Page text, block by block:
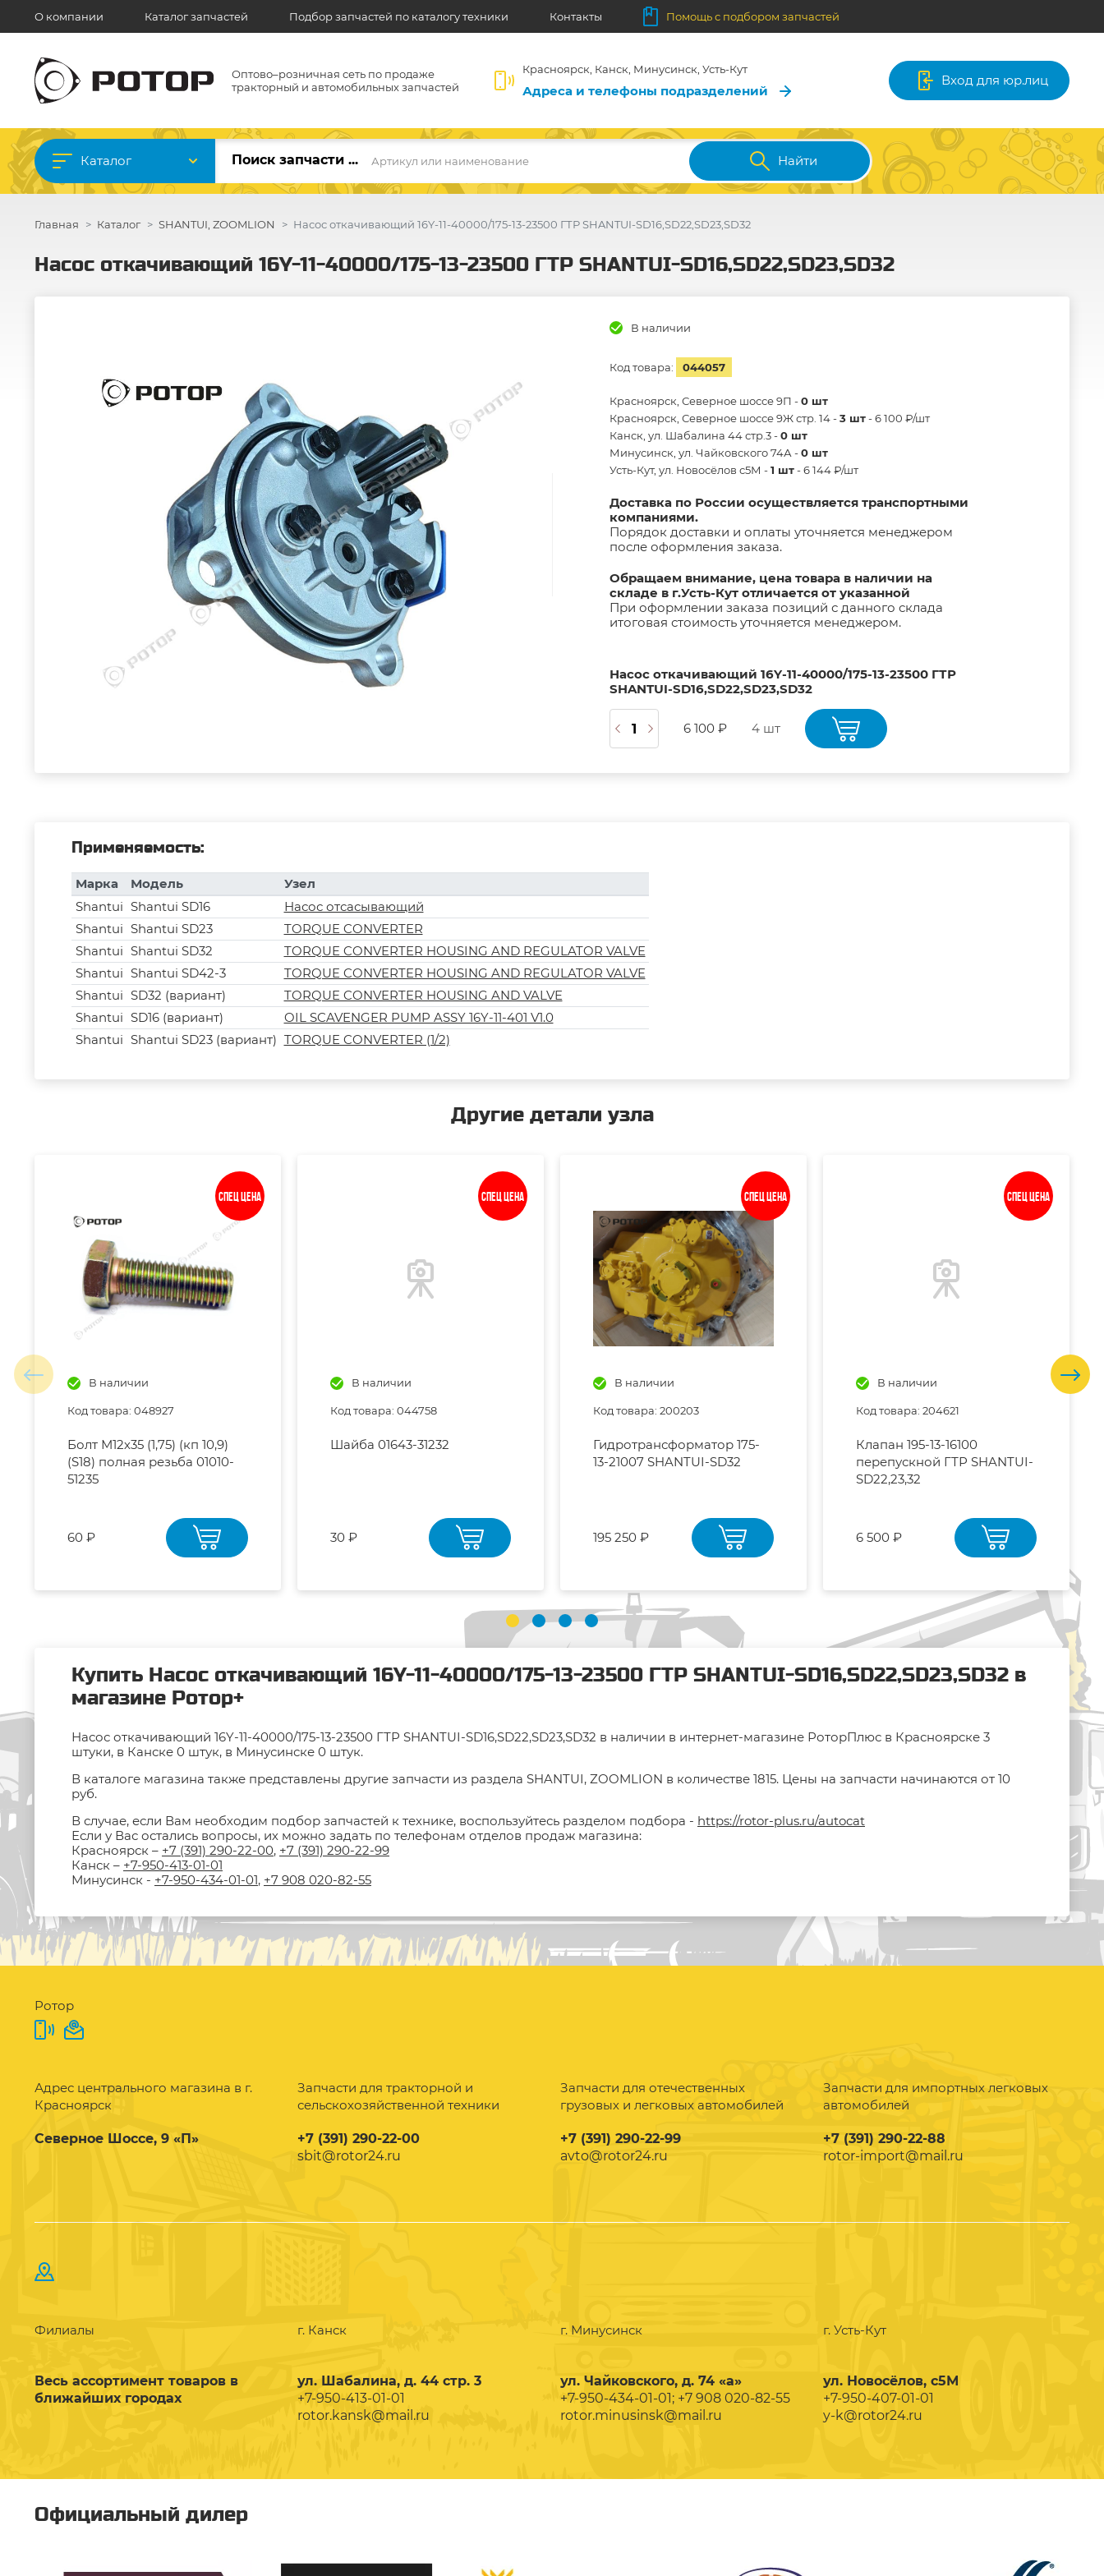
О компании Каталог запчастей Подбор запчастей по каталогу техники Контакты Помощь с подбором запчастей
Оптово–розничная сеть по продаже
тракторный и автомобильных запчастей
Красноярск, Канск, Минусинск, Усть-Кут
Адреса и телефоны подразделений
Вход для юр.лиц
Каталог Артикул или наименование Найти
Главная Каталог SHANTUI, ZOOMLION Насос откачивающий 16Y-11-40000/175-13-23500 ГТР SHANTUI-SD16,SD22,SD23,SD32
Насос откачивающий 16Y-11-40000/175-13-23500 ГТР SHANTUI-SD16,SD22,SD23,SD32
В наличии
Код товара: 044057
Красноярск, Северное шоссе 9П -0 шт
Красноярск, Северное шоссе 9Ж стр. 14 -3 шт- 6 100 ₽/шт
Канск, ул. Шабалина 44 стр.3 -0 шт
Минусинск, ул. Чайковского 74А -0 шт
Усть-Кут, ул. Новосёлов с5М -1 шт- 6 144 ₽/шт
Доставка по России осуществляется транспортными
компаниями.
Порядок доставки и оплаты уточняется менеджером
после оформления заказа.
Обращаем внимание, цена товара в наличии на
складе в г.Усть-Кут отличается от указанной
При оформлении заказа позиций с данного склада
итоговая стоимость уточняется менеджером.
Насос откачивающий 16Y-11-40000/175-13-23500 ГТР
SHANTUI-SD16,SD22,SD23,SD32
6 100 ₽ 4 шт
Применяемость:
Марка Модель
Узел
Shantui Shantui SD16
Насос отсасывающий
Shantui Shantui SD23
TORQUE CONVERTER
Shantui Shantui SD32
TORQUE CONVERTER HOUSING AND REGULATOR VALVE
Shantui Shantui SD42-3
TORQUE CONVERTER HOUSING AND REGULATOR VALVE
Shantui SD32 (вариант)
TORQUE CONVERTER HOUSING AND VALVE
Shantui SD16 (вариант)
OIL SCAVENGER PUMP ASSY 16Y-11-401 V1.0
Shantui Shantui SD23 (вариант) TORQUE CONVERTER (1/2)
Другие детали узла
Спец цена
В наличии
Код товара: 048927
Болт М12х35 (1,75) (кп 10,9)
(S18) полная резьба 01010-
51235
60 ₽
Спец цена
В наличии
Код товара: 044758
Шайба 01643-31232
30 ₽
Спец цена
В наличии
Код товара: 200203
Гидротрансформатор 175-
13-21007 SHANTUI-SD32
195 250 ₽
Спец цена
В наличии
Код товара: 204621
Клапан 195-13-16100
перепускной ГТР SHANTUI-
SD22,23,32
6 500 ₽
Купить Насос откачивающий 16Y-11-40000/175-13-23500 ГТР SHANTUI-SD16,SD22,SD23,SD32 в
магазине Ротор+
Насос откачивающий 16Y-11-40000/175-13-23500 ГТР SHANTUI-SD16,SD22,SD23,SD32 в наличии в интернет-магазине РоторПлюс в Красноярске 3
штуки, в Канске 0 штук, в Минусинске 0 штук.
В каталоге магазина также представлены другие запчасти из раздела SHANTUI, ZOOMLION в количестве 1815. Цены на запчасти начинаются от 10
руб.
В случае, если Вам необходим подбор запчастей к технике, воспользуйтесь разделом подбора - https://rotor-plus.ru/autocat
Если у Вас остались вопросы, их можно задать по телефонам отделов продаж магазина:
Красноярск – +7 (391) 290-22-00, +7 (391) 290-22-99
Канск – +7-950-413-01-01
Минусинск - +7-950-434-01-01, +7 908 020-82-55
Ротор
Адрес центрального магазина в г.
Красноярск
Северное Шоссе, 9 «П»
Запчасти для тракторной и
сельскохозяйственной техники
+7 (391) 290-22-00
sbit@rotor24.ru
Запчасти для отечественных
грузовых и легковых автомобилей
+7 (391) 290-22-99
avto@rotor24.ru
Запчасти для импортных легковых
автомобилей
+7 (391) 290-22-88
rotor-import@mail.ru
Филиалы
Весь ассортимент товаров в
ближайших городах
г. Канск
ул. Шабалина, д. 44 стр. 3
+7-950-413-01-01
rotor.kansk@mail.ru
г. Минусинск
ул. Чайковского, д. 74 «а»
+7-950-434-01-01; +7 908 020-82-55
rotor.minusinsk@mail.ru
г. Усть-Кут
ул. Новосёлов, с5М
+7-950-407-01-01
y-k@rotor24.ru
Официальный дилер